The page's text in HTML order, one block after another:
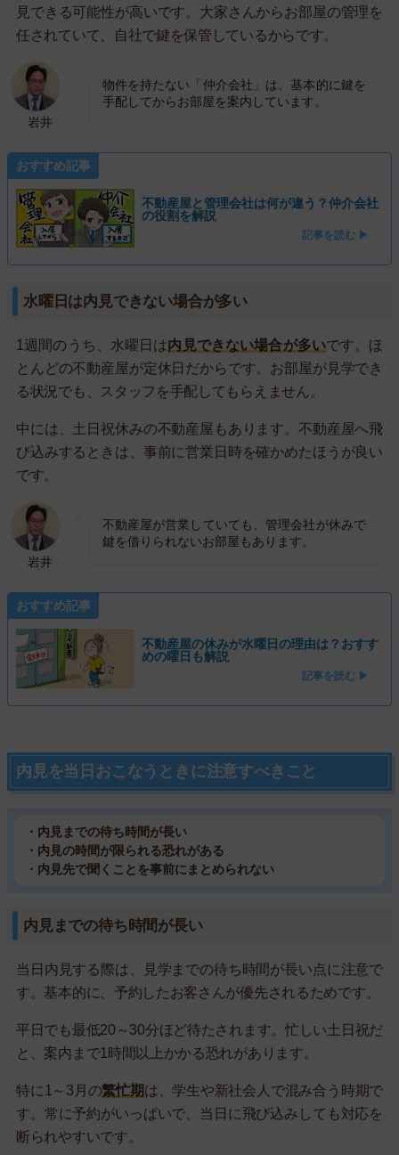
見できる可能性が高いです。大家さんからお部屋の管理を
任されていて、自社で鍵を保管しているからです。
岩井
物件を持たない「仲介会社」は、基本的に鍵を
手配してからお部屋を案内しています。
おすすめ記事
不動産屋と管理会社は何が違う？仲介会社
の役割を解説
記事を読む ▶
水曜日は内見できない場合が多い
1週間のうち、水曜日は内見できない場合が多いです。ほ
とんどの不動産屋が定休日だからです。お部屋が見学でき
る状況でも、スタッフを手配してもらえません。
中には、土日祝休みの不動産屋もあります。不動産屋へ飛
び込みするときは、事前に営業日時を確かめたほうが良い
です。
岩井
不動産屋が営業していても、管理会社が休みで
鍵を借りられないお部屋もあります。
おすすめ記事
不動産屋の休みが水曜日の理由は？おすす
めの曜日も解説
記事を読む ▶
内見を当日おこなうときに注意すべきこと
・内見までの待ち時間が長い
・内見の時間が限られる恐れがある
・内見先で聞くことを事前にまとめられない
内見までの待ち時間が長い
当日内見する際は、見学までの待ち時間が長い点に注意で
す。基本的に、予約したお客さんが優先されるためです。
平日でも最低20～30分ほど待たされます。忙しい土日祝だ
と、案内まで1時間以上かかる恐れがあります。
特に1～3月の繁忙期は、学生や新社会人で混み合う時期で
す。常に予約がいっぱいで、当日に飛び込みしても対応を
断られやすいです。